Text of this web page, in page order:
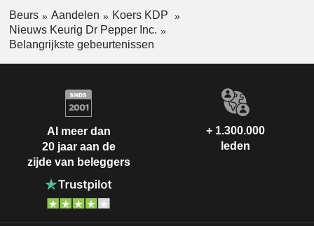
Beurs Aandelen
Koers KDP
Nieuws Keurig Dr Pepper Inc.
Belangrijkste gebeurtenissen
Al meer dan
20 jaar aan de
zijde van beleggers
+ 1.300.000
leden